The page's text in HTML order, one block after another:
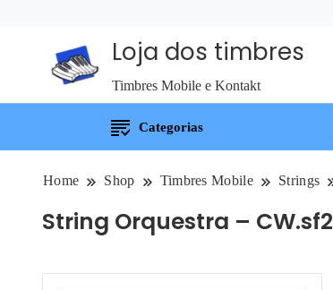
Loja dos timbres
Timbres Mobile e Kontakt
Categorias
Home Shop Timbres Mobile Strings
String Orquestra – CW.sf2